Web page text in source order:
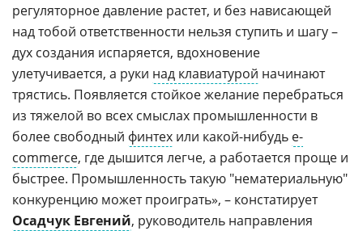
регуляторное давление растет, и без нависающей
над тобой ответственности нельзя ступить и шагу –
дух создания испаряется, вдохновение
улетучивается, а руки над клавиатурой начинают
трястись. Появляется стойкое желание перебраться
из тяжелой во всех смыслах промышленности в
более свободный финтех или какой-нибудь e-
commerce, где дышится легче, а работается проще и
быстрее. Промышленность такую "нематериальную"
конкуренцию может проиграть», – констатирует
Осадчук Евгений, руководитель направления